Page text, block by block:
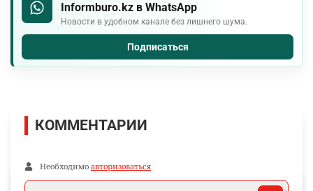
Informburo.kz в WhatsApp
Новости в удобном канале без лишнего шума.
Подписаться
КОММЕНТАРИИ
Необходимо авторизоваться